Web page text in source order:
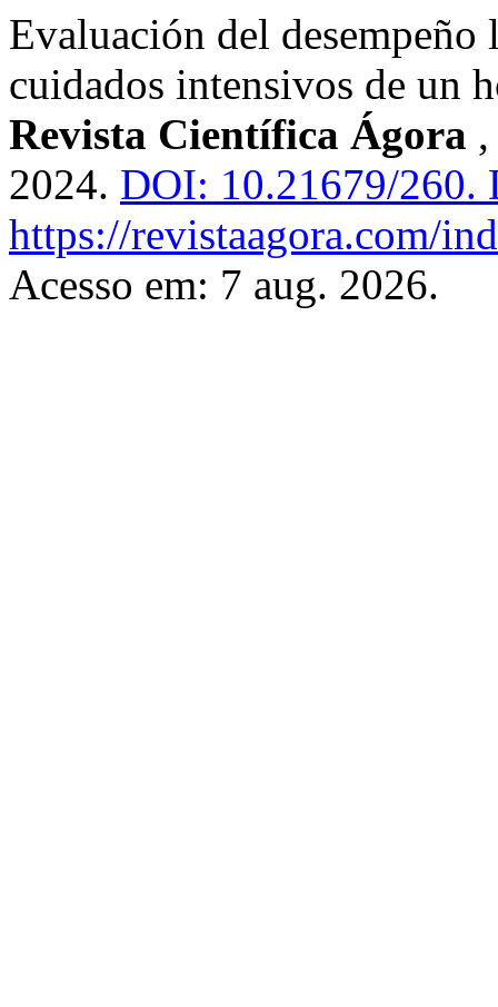
Evaluación del desempeño
cuidados intensivos de un
Revista Científica Ágora
2024. DOI: 10.21679/260.
https://revistaagora.com/
Acesso em: 7 aug. 2026.